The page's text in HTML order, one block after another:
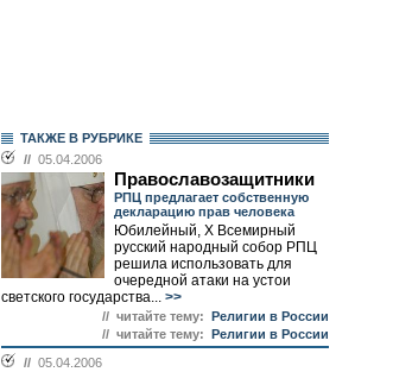
ТАКЖЕ В РУБРИКЕ
// 05.04.2006
Православозащитники
РПЦ предлагает собственную
декларацию прав человека
Юбилейный, Х Всемирный
русский народный собор РПЦ
решила использовать для
очередной атаки на устои
светского государства... >>
// читайте тему: Религии в России
// читайте тему: Религии в России
// 05.04.2006